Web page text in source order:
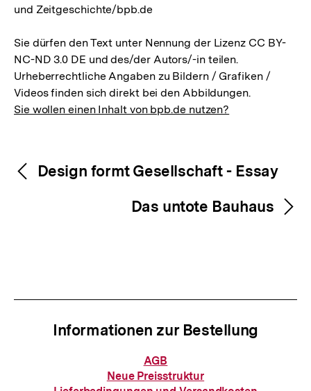
und Zeitgeschichte/bpb.de
Sie dürfen den Text unter Nennung der Lizenz CC BY-
NC-ND 3.0 DE und des/der Autors/-in teilen.
Urheberrechtliche Angaben zu Bildern / Grafiken /
Videos finden sich direkt bei den Abbildungen.
Sie wollen einen Inhalt von bpb.de nutzen?
Inhaltsnavigation
Inhaltsnavigation
Design formt Gesellschaft - Essay
Das untote Bauhaus
Informationen zur Bestellung
Informationen
zur
Bestellung
AGB
Neue Preisstruktur